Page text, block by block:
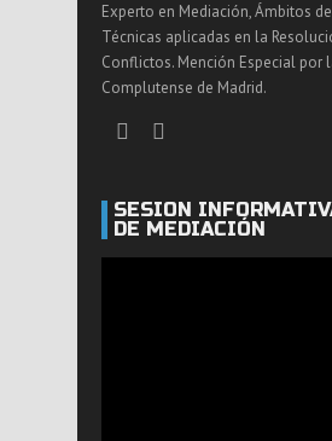
Experto en Mediación, Ámbitos
Técnicas aplicadas en la
Conflictos. Mención Especial por
Complutense de Madrid.
SESIÓN
DE MEDIACIÓN